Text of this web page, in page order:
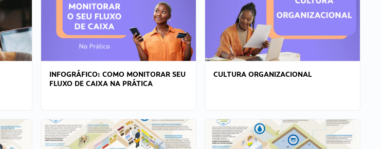
INFOGRÁFICO: COMO MONITORAR SEU
FLUXO DE CAIXA NA PRÁTICA
CULTURA ORGANIZACIONAL